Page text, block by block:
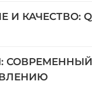
И КАЧЕСТВО:
СОВРЕМЕННЫЙ